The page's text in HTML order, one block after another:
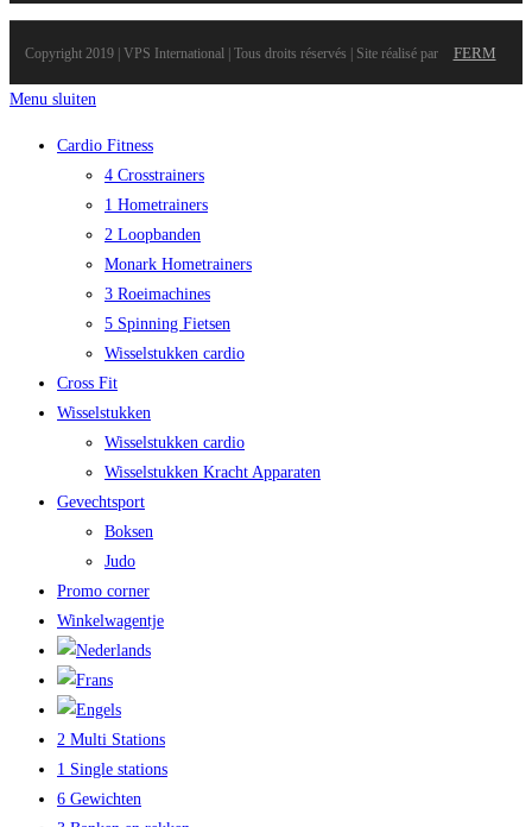
Copyright 2019 | VPS International | Tous droits réservés | Site réalisé par FERM
Menu sluiten
Cardio Fitness
4 Crosstrainers
1 Hometrainers
2 Loopbanden
Monark Hometrainers
3 Roeimachines
5 Spinning Fietsen
Wisselstukken cardio
Cross Fit
Wisselstukken
Wisselstukken cardio
Wisselstukken Kracht Apparaten
Gevechtsport
Boksen
Judo
Promo corner
Winkelwagentje
2 Multi Stations
1 Single stations
6 Gewichten